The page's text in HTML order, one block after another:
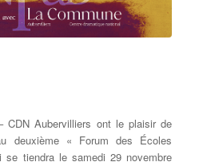
CDN Aubervilliers ont le plaisir de
deuxième « Forum des Écoles
se tiendra le samedi 29 novembre